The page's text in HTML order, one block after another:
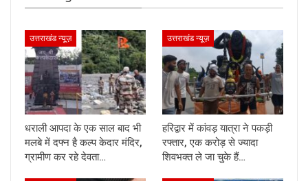
उत्तराखंड न्यूज़
धराली आपदा के एक साल बाद भी
मलबे में दफ्न है कल्प केदार मंदिर,
ग्रामीण कर रहे देवता…
उत्तराखंड न्यूज़
हरिद्वार में कांवड़ यात्रा ने पकड़ी
रफ्तार, एक करोड़ से ज्यादा
शिवभक्त ले जा चुके हैं…